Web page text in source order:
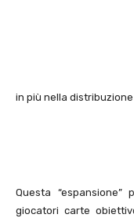
in più nella
Questa
giocatori carte